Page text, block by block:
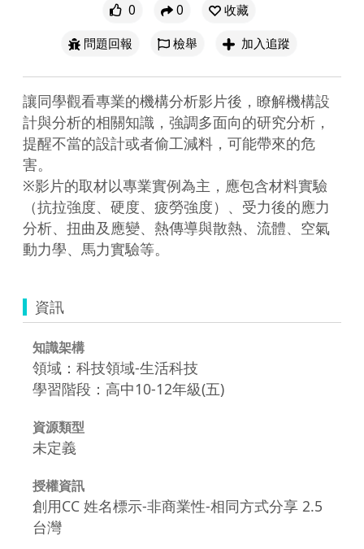
0 0
收藏
問題回報
檢舉 加入追蹤
讓同學觀看專業的機構分析影片後，瞭解機構設
計與分析的相關知識，強調多面向的研究分析，
提醒不當的設計或者偷工減料，可能帶來的危
害。
※影片的取材以專業實例為主，應包含材料實驗
（抗拉強度、硬度、疲勞強度）、受力後的應力
分析、扭曲及應變、熱傳導與散熱、流體、空氣
資訊
知識架構
領域：科技領域-生活科技
學習階段：高中10-12年級(五)
資源類型
未定義
授權資訊
創用CC 姓名標示-非商業性-相同方式分享 2.5
台灣